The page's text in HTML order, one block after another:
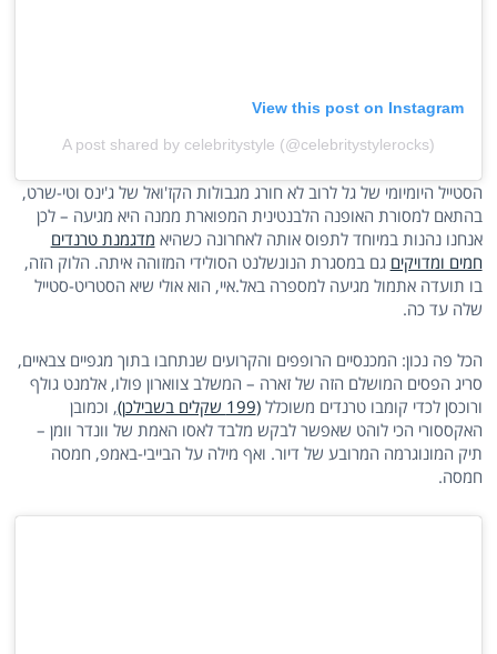
View this post on Instagram
A post shared by celebritystyle (@celebritystylerocks)
הסטייל היומיומי של גל לרוב לא חורג מגבולות הקז'ואל של ג'ינס וטי-שרט,
בהתאם למסורת האופנה הלבנטינית המפוארת ממנה היא מגיעה – לכן
אנחנו נהנות במיוחד לתפוס אותה לאחרונה כשהיא מדגמנת טרנדים
חמים ומדויקים גם במסגרת הנונשלנט הסולידי המזוהה איתה. הלוק הזה,
בו תועדה אתמול מגיעה למספרה באל.איי, הוא אולי שיא הסטריט-סטייל
שלה עד כה.
הכל פה נכון: המכנסיים הרופפים והקרועים שנתחבו בתוך מגפיים צבאיים,
סריג הפסים המושלם הזה של זארה – המשלב צווארון פולו, אלמנט גולף
ורוכסן לכדי קומבו טרנדים משוכלל(199 שקלים בשבילכן)
, וכמובן
האקססורי הכי לוהט שאפשר לבקש מלבד לאסו האמת של וונדר וומן –
תיק המונוגרמה המרובע של דיור. ואף מילה על הבייבי-באמפ, חמסה
חמסה.